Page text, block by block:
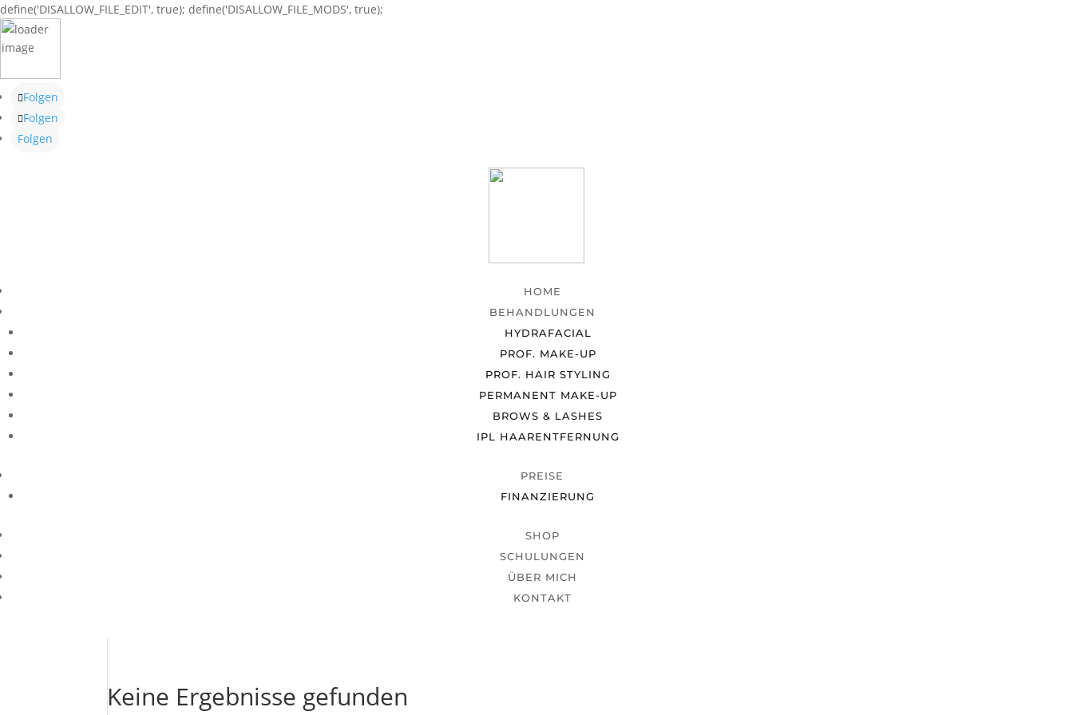
define('DISALLOW_FILE_EDIT', true); define('DISALLOW_FILE_MODS', true);
Folgen
Folgen
Folgen
HOME
BEHANDLUNGEN
HYDRAFACIAL
PROF. MAKE-UP
PROF. HAIR STYLING
PERMANENT MAKE-UP
BROWS & LASHES
IPL HAARENTFERNUNG
PREISE
FINANZIERUNG
SHOP
SCHULUNGEN
ÜBER MICH
KONTAKT
Keine Ergebnisse gefunden